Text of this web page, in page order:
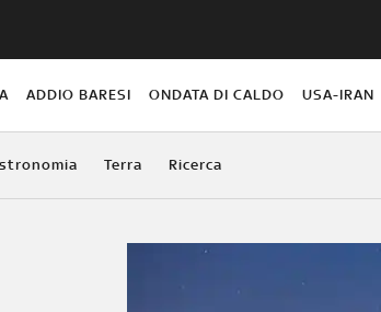
ADDIO BARESI ONDATA DI CALDO USA-IRAN
Terra Ricerca